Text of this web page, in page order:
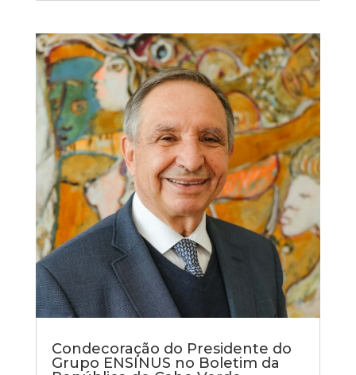
Condecoração do Presidente do
Grupo ENSINUS no Boletim da